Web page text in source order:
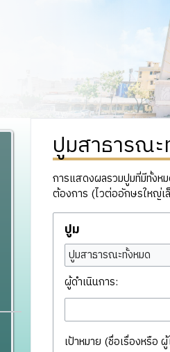
ปูมสาธารณ
การแสดงผลรวมปูมที่มีทั้งห
ต้องการ (ไวต่ออักษรใหญ่เ
ปูม
ปูมสาธารณะทั้งหมด
ผู้ดำเนินการ:
เป้าหมาย (ชื่อเรื่องหรือ